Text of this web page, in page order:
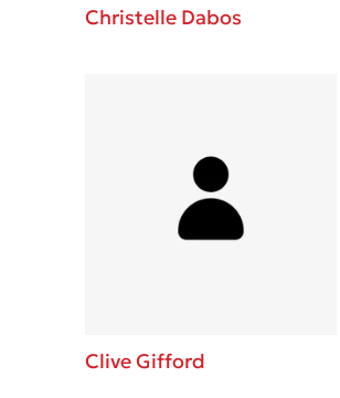
Christelle Dabos
Clive Gifford